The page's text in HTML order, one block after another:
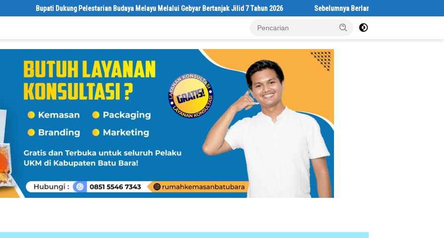
Bupati Dukung Pelestarian Budaya Melayu Melalui Gebyar Bertanjak Jilid 7 Tahun 2026 Sebelumnya Berlantaikan Tanah Beralaskan Tikar,